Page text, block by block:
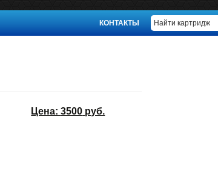
КОНТАКТЫ
Цена:3500 руб.